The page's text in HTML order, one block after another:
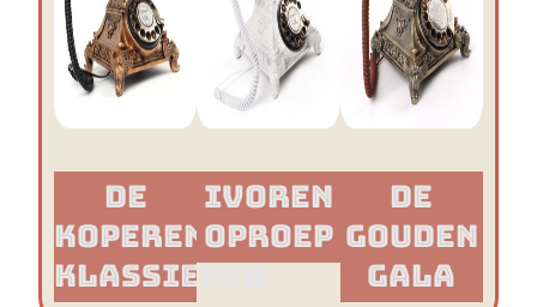
De
Koperen
Klassieker​
Ivoren
Oproep
De
Gouden
Gala